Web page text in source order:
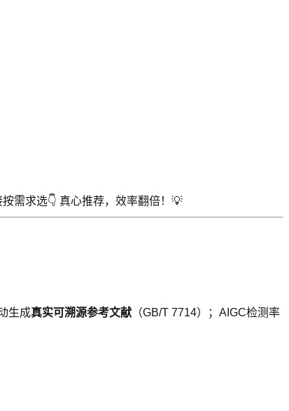
需求选👇 真心推荐，效率翻倍！💡
生成真实可溯源参考文献 （GB/T 7714）；AIGC检测率